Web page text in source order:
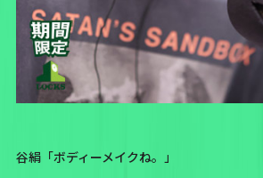
谷絹「ボディーメイクね。」